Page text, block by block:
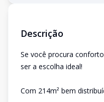
Descrição
Se você procura
ser a escolha ideal!
Com 214m² bem